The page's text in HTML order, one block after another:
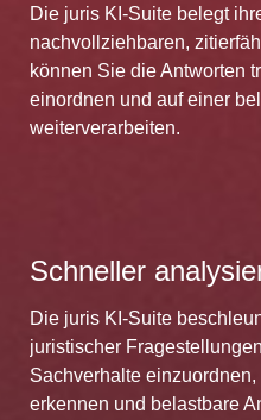
Die juris KI-Suite belegt
nachvollziehbaren,
können Sie die Antworten
einordnen und auf einer
weiterverarbeiten.
Schneller
Die juris KI-Suite
juristischer
Sachverhalte
erkennen und belastbare